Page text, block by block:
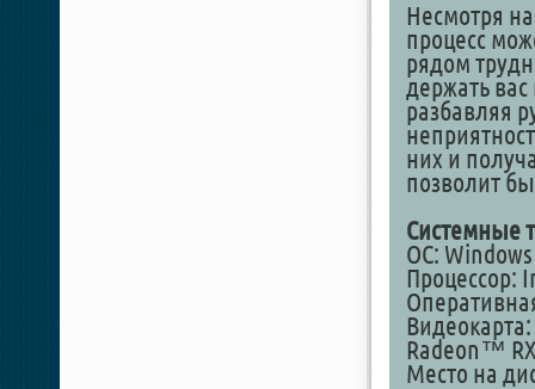
Несмотря
процесс
рядом
держать
разбавляя
них и
позволит
Системные
ОС: Windows
Процессор:
Radeon™ RX
Место на